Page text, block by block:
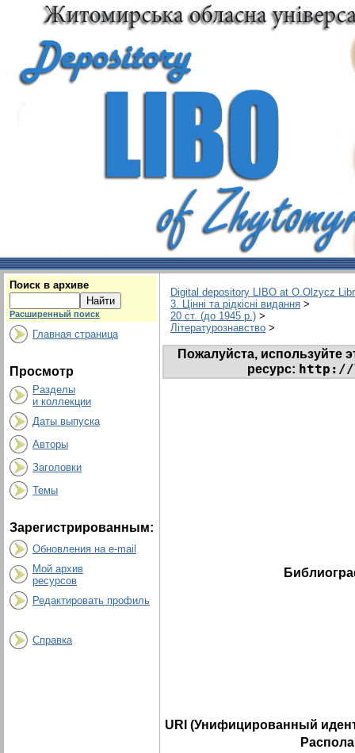
Поиск в архиве
Расширенный поиск
Главная страница
Просмотр
Разделы
и коллекции
Даты выпуска
Авторы
Заголовки
Темы
Зарегистрированным:
Обновления на e-mail
Мой архив
ресурсов
Редактировать профиль
Справка
Digital depository LIBO at O.Olzycz
3. Цінні та рідкісні видання >
20 ст. (до 1945 р.) >
Літературознавство >
Пожалуйста, используйте
ресурс: http://
URI (Унифицированный